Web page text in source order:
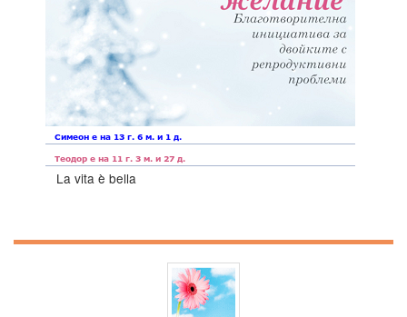
La vita è bella